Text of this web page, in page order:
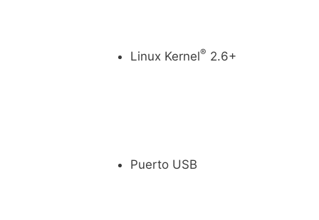
Linux Kernel® 2.6+
Puerto USB